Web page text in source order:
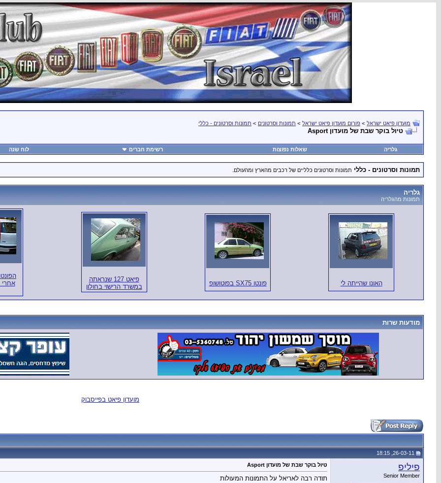
מועדון פיאט ישראל > פורום מועדון פיאט ישראל > תמונות וסרטונים > תמונות וסרטונים - כללי
טיול בוקר שבת של מועדון Asport
גלריה שאלות נפוצות רשימת חברים לוח שנה
תמונות וסרטונים - כללי תמונות וסרטונים כלליים של רכבים מהארץ ומהעולם.
גלריה
תמונות מהגלריה
האונו שהייתה לי פונטו SX75 בפוטושופ
פיאט 127 שנראתה
במשרד הרישוי בחולון
אחרי
מודעות שרות
מועדון פיאט בפייסבוק
פיליפ
Senior Member
טיול בוקר שבת של מועדון Asport
תודה רבה לאריאל על התמונות המעולות